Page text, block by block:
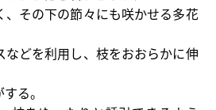
その下の節々にも咲かせる多花
どを利用し、枝をおおらかに伸
る。